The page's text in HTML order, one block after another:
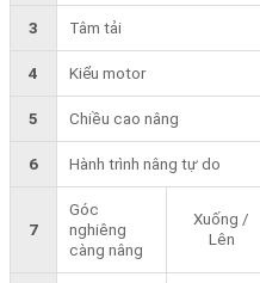
3 Tâm tải
4 Kiểu motor
5 Chiều cao nâng
6 Hành trình nâng tự do
7
Góc
nghiêng
càng nâng
Xuống /
Lên